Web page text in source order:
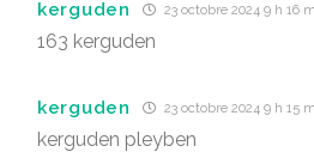
kerguden 23 octobre 2024 9 h 16
163 kerguden
kerguden 23 octobre 2024 9 h 15
kerguden pleyben